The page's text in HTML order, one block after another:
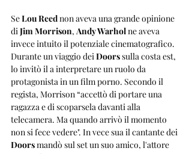
Se Lou Reed non aveva una grande opinione
di Jim Morrison, Andy Warhol ne aveva
invece intuito il potenziale cinematografico.
Durante un viaggio dei Doors sulla costa est,
lo invitò il a interpretare un ruolo da
protagonista in un film porno. Secondo il
regista, Morrison “accettò di portare una
ragazza e di scoparsela davanti alla
telecamera. Ma quando arrivò il momento
non si fece vedere". In vece sua il cantante dei
Doors mandò sul set un suo amico, l'attore